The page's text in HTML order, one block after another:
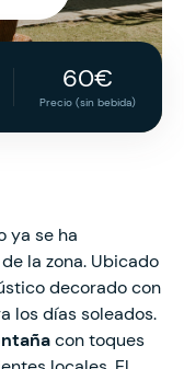
60€
Precio (sin bebida)
ya se ha
de la zona. Ubicado
decorado con
los días soleados.
con toques